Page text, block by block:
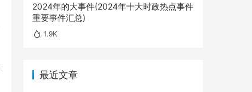
2024年的大事件(2024年十大时政热点事件
重要事件汇总)
1.9K
最近文章